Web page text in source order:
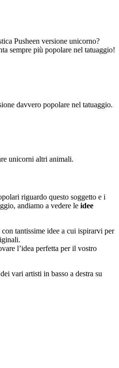
Pusheen versione unicorno?
sempre più popolare nel tatuaggio!
davvero popolare nel tatuaggio.
unicorni altri animali.
riguardo questo soggetto e i
andiamo a vedere le idee
con tantissime idee a cui ispirarvi per
l’idea perfetta per il vostro
vari artisti in basso a destra su